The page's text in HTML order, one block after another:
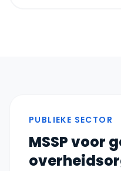
PUBLIEKE SECTOR
MSSP voor